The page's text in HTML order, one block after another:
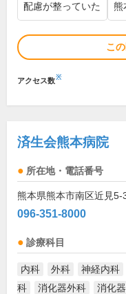
配慮が整っていた
熊
こ
アクセス数※
済生会熊本病院
所在地・電話番号
熊本県熊本市南区近見5-
096-351-8000
診療科目
内科 外科 神経内科
科
消化器外科 消化